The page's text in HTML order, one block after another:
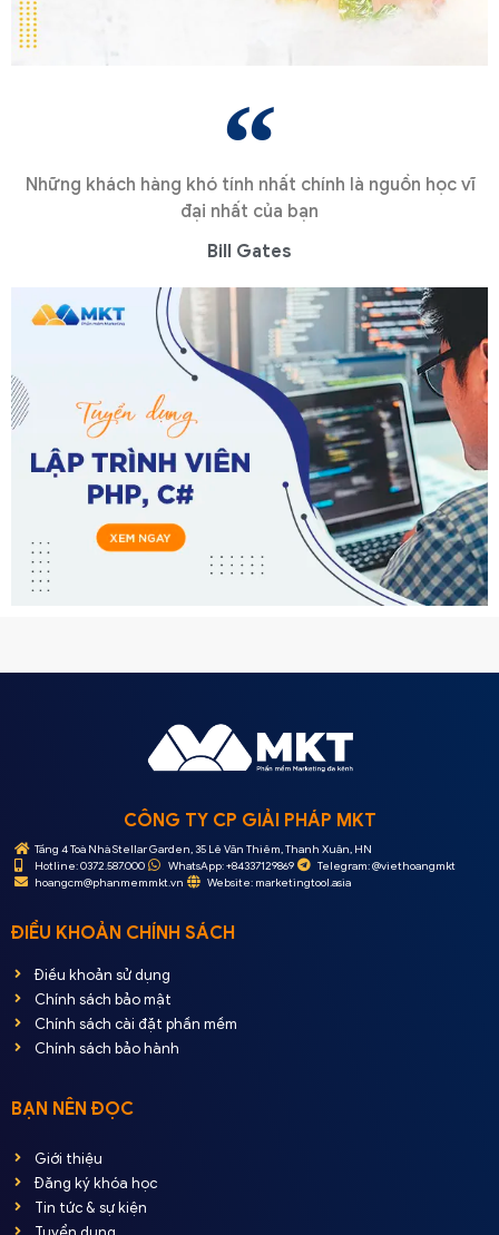
Những khách hàng khó tính nhất chính là nguồn học vĩ
đại nhất của bạn
Bill Gates
CÔNG TY CP GIẢI PHÁP MKT
Tầng 4 Toà Nhà Stellar Garden, 35 Lê Văn Thiêm, Thanh Xuân, HN
Hotline: 0372.587.000
WhatsApp: +84337129869
Telegram: @viethoangmkt
hoangcm@phanmemmkt.vn
Website: marketingtool.asia
ĐIỀU KHOẢN CHÍNH SÁCH
Điều khoản sử dụng
Chính sách bảo mật
Chính sách cài đặt phần mềm
Chính sách bảo hành
BẠN NÊN ĐỌC
Giới thiệu
Đăng ký khóa học
Tin tức & sự kiện